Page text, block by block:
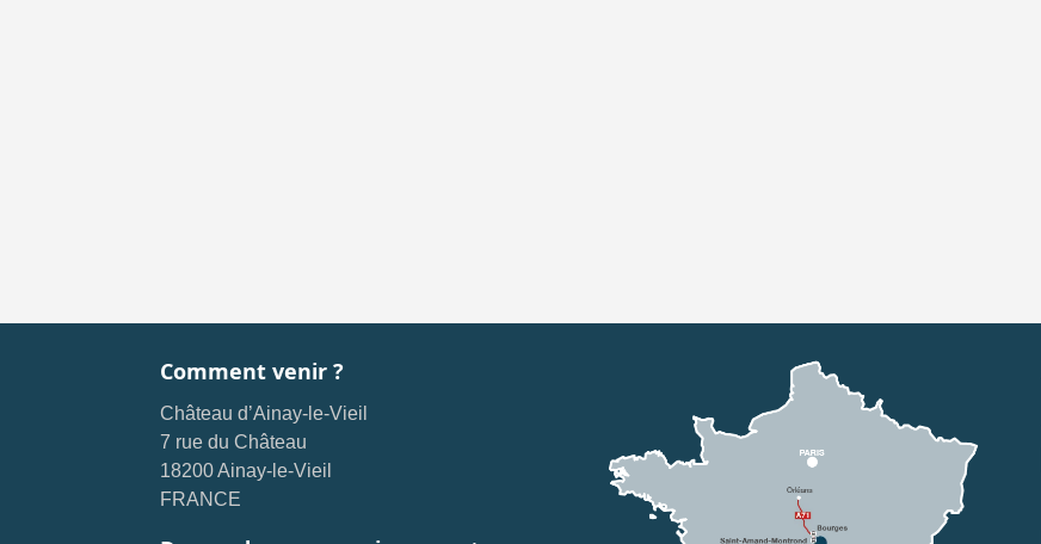
Comment venir ?
Château d’Ainay-le-Vieil
7 rue du Château
18200 Ainay-le-Vieil
FRANCE